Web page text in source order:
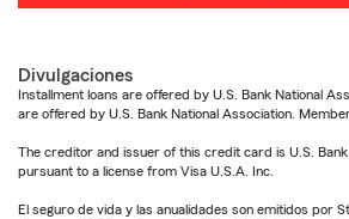
Divulgaciones
Installment loans are offered by U.S. Bank National
are offered by U.S. Bank National Association.
The creditor and issuer of this credit card is U.S. Bank
pursuant to a license from Visa U.S.A. Inc.
El seguro de vida y las anualidades son emitidos por